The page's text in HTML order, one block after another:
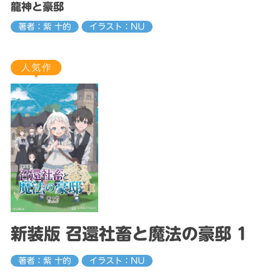
龍神と豪邸
著者：紫 十的 イラスト：NU
新装版 召還社畜と魔法の豪邸 1
著者：紫 十的 イラスト：NU